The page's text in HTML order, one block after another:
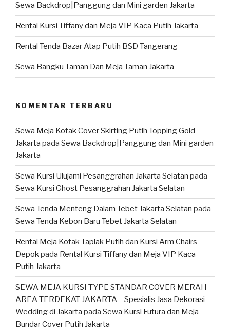
Sewa Backdrop|Panggung dan Mini garden Jakarta
Rental Kursi Tiffany dan Meja VIP Kaca Putih Jakarta
Rental Tenda Bazar Atap Putih BSD Tangerang
Sewa Bangku Taman Dan Meja Taman Jakarta
KOMENTAR TERBARU
Sewa Meja Kotak Cover Skirting Putih Topping Gold
Jakarta pada Sewa Backdrop|Panggung dan Mini garden
Jakarta
Sewa Kursi Ulujami Pesanggrahan Jakarta Selatan pada
Sewa Kursi Ghost Pesanggrahan Jakarta Selatan
Sewa Tenda Menteng Dalam Tebet Jakarta Selatan pada
Sewa Tenda Kebon Baru Tebet Jakarta Selatan
Rental Meja Kotak Taplak Putih dan Kursi Arm Chairs
Depok pada Rental Kursi Tiffany dan Meja VIP Kaca
Putih Jakarta
SEWA MEJA KURSI TYPE STANDAR COVER MERAH
AREA TERDEKAT JAKARTA – Spesialis Jasa Dekorasi
Wedding di Jakarta pada Sewa Kursi Futura dan Meja
Bundar Cover Putih Jakarta